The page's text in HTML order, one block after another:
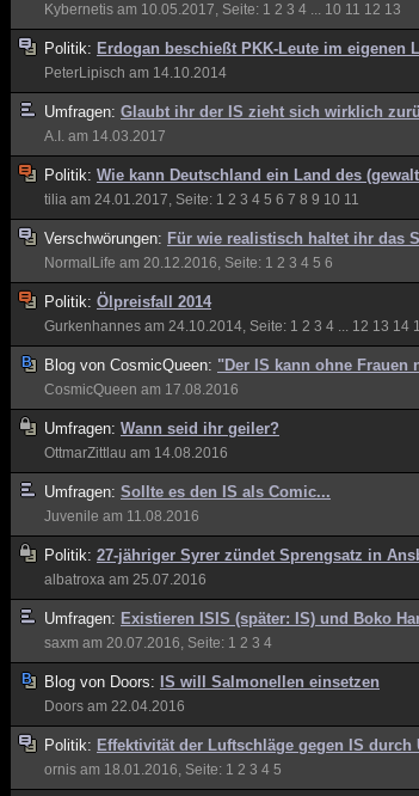
Kybernetis am 10.05.2017, Seite: 1 2 3 4 10 11 12 13
Politik: Erdogan beschießt PKK-Leute im eigenen
PeterLipisch am 14.10.2014
Umfragen: Glaubt ihr der IS zieht sich wirklich
A.I. am 14.03.2017
Politik: Wie kann Deutschland ein Land des
tilia am 24.01.2017, Seite: 1 2 3 4 5 6 7 8 9 10 11
Verschwörungen: Für wie realistisch haltet ihr das
NormalLife am 20.12.2016, Seite: 1 2 3 4 5 6
Politik: Ölpreisfall 2014
Gurkenhannes am 24.10.2014, Seite: 1 2 3 4 12 13 14
Blog von CosmicQueen: "Der IS kann ohne Frauen
CosmicQueen am 17.08.2016
Umfragen: Wann seid ihr geiler?
OttmarZittlau am 14.08.2016
Umfragen: Sollte es den IS als Comic...
Juvenile am 11.08.2016
Politik: 27-jähriger Syrer zündet Sprengsatz in
albatroxa am 25.07.2016
Umfragen: Existieren ISIS (später: IS) und Boko
saxm am 20.07.2016, Seite: 1 2 3 4
Blog von Doors: IS will Salmonellen einsetzen
Doors am 22.04.2016
Politik: Effektivität der Luftschläge gegen IS durch
ornis am 18.01.2016, Seite: 1 2 3 4 5